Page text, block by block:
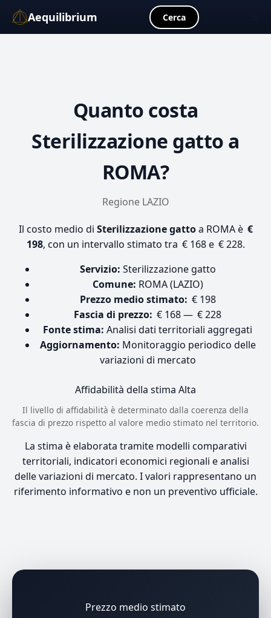
Aequilibrium Cerca
Quanto costa
Sterilizzazione gatto a
ROMA?
Regione LAZIO
Il costo medio di Sterilizzazione gattoa ROMA è €
198, con un intervallo stimato tra € 168 e € 228.
Servizio: Sterilizzazione gatto
Comune: ROMA (LAZIO)
Prezzo medio stimato: € 198
Fascia di prezzo: € 168 — € 228
Fonte stima: Analisi dati territoriali aggregati
Aggiornamento: Monitoraggio periodico delle
variazioni di mercato
Affidabilità della stima Alta
Il livello di affidabilità è determinato dalla coerenza della
fascia di prezzo rispetto al valore medio stimato nel territorio.
La stima è elaborata tramite modelli comparativi
territoriali, indicatori economici regionali e analisi
delle variazioni di mercato. I valori rappresentano un
riferimento informativo e non un preventivo ufficiale.
Prezzo medio stimato